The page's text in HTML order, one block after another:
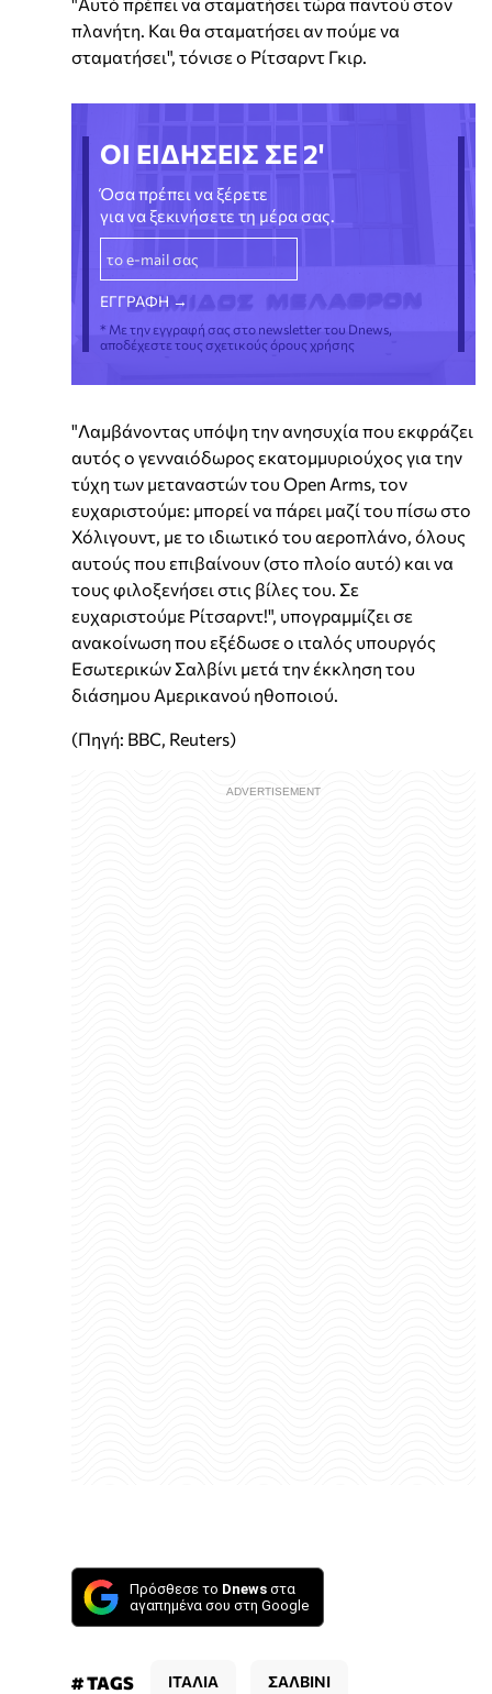
πλανήτη. Και θα σταματήσει αν πούμε να
σταματήσει", τόνισε ο Ρίτσαρντ Γκιρ.
ΟΙ ΕΙΔΗΣΕΙΣ ΣΕ 2'
Όσα πρέπει να ξέρετε
για να ξεκινήσετε τη μέρα σας.
* Με την εγγραφή σας στο newsletter του Dnews,
αποδέχεστε τους σχετικούς όρους χρήσης
"Λαμβάνοντας υπόψη την ανησυχία που εκφράζει
αυτός ο γενναιόδωρος εκατομμυριούχος για την
τύχη των μεταναστών του Open Arms, τον
ευχαριστούμε: μπορεί να πάρει μαζί του πίσω στο
Χόλιγουντ, με το ιδιωτικό του αεροπλάνο, όλους
αυτούς που επιβαίνουν (στο πλοίο αυτό) και να
τους φιλοξενήσει στις βίλες του. Σε
ευχαριστούμε Ρίτσαρντ!", υπογραμμίζει σε
ανακοίνωση που εξέδωσε ο ιταλός υπουργός
Εσωτερικών Σαλβίνι μετά την έκκληση του
διάσημου Αμερικανού ηθοποιού.
(Πηγή: BBC, Reuters)
Πρόσθεσε το Dnews στα
αγαπημένα σου στη Google
# TAGS ΙΤΑΛΙΑ ΣΑΛΒΙΝΙ